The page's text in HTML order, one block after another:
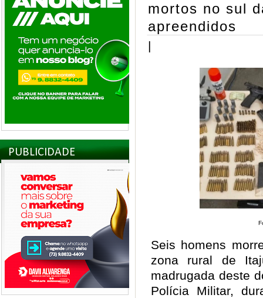
PUBLICIDADE
mortos no sul
apreendidos
|
Seis homens
zona rural de
madrugada deste
Polícia Militar,